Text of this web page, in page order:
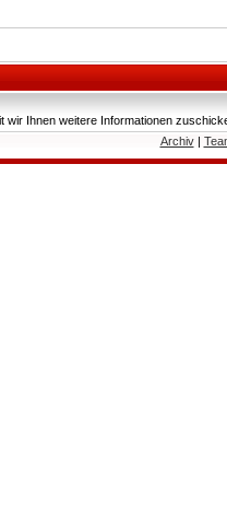
wir Ihnen weitere Informationen
Archiv|